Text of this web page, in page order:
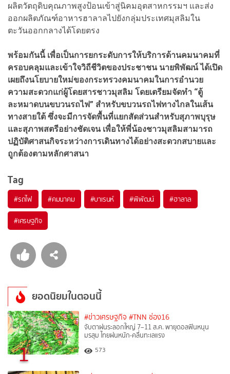
ผลิตวัตถุดิบคุณภาพสูงป้อนเข้าสู่นิคมอุตสาหกรรมฯ และส่ง
ออกผลิตภัณฑ์อาหารฮาลาลไปยังกลุ่มประเทศมุสลิมใน
ตะวันออกกลางได้โดยตรง
พร้อมกันนี้ เพื่อเป็นการยกระดับการให้บริการด้านคมนาคมที่
ครอบคลุมและเข้าใจวิถีชีวิตของประชาชน นายพิพัฒน์ ได้เปิด
เผยถึงนโยบายใหม่ของกระทรวงคมนาคมในการอำนวย
ความสะดวกแก่ผู้โดยสารชาวมุสลิม โดยเตรียมจัดทำ “ตู้
ละหมาดบนขบวนรถไฟ” สำหรับขบวนรถไฟทางไกลในเส้น
ทางสายใต้ ซึ่งจะมีการจัดพื้นที่แยกสัดส่วนสำหรับสุภาพบุรุษ
และสุภาพสตรีอย่างชัดเจน เพื่อให้พี่น้องชาวมุสลิมสามารถ
ปฏิบัติศาสนกิจระหว่างการเดินทางได้อย่างสะดวกสบายและ
ถูกต้องตามหลักศาสนา
Tag
#รถไฟ #คมนาคม #บาเรนห์ #พิพัฒน์ #ฮาลาล
#เศรษฐกิจ
ยอดนิยมในตอนนี้
1
#ข่าวเศรษฐกิจ #TNN ช่อง16
จับตาฝนระลอกใหญ่ 7–11 ส.ค. พายุดอลฟินหนุน
มรสุม ไทยฝนหนัก-คลื่นทะเลแรง
573